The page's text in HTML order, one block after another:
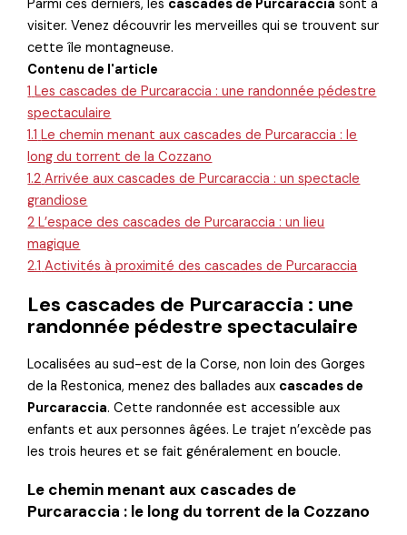
Parmi ces derniers, les cascades de Purcaraccia sont à
visiter. Venez découvrir les merveilles qui se trouvent sur
cette île montagneuse.
Contenu de l'article
1 Les cascades de Purcaraccia : une randonnée pédestre
spectaculaire
1.1 Le chemin menant aux cascades de Purcaraccia : le
long du torrent de la Cozzano
1.2 Arrivée aux cascades de Purcaraccia : un spectacle
grandiose
2 L’espace des cascades de Purcaraccia : un lieu
magique
2.1 Activités à proximité des cascades de Purcaraccia
Les cascades de Purcaraccia : une
randonnée pédestre spectaculaire
Localisées au sud-est de la Corse, non loin des Gorges
de la Restonica, menez des ballades aux cascades de
Purcaraccia. Cette randonnée est accessible aux
enfants et aux personnes âgées. Le trajet n’excède pas
les trois heures et se fait généralement en boucle.
Le chemin menant aux cascades de
Purcaraccia : le long du torrent de la Cozzano